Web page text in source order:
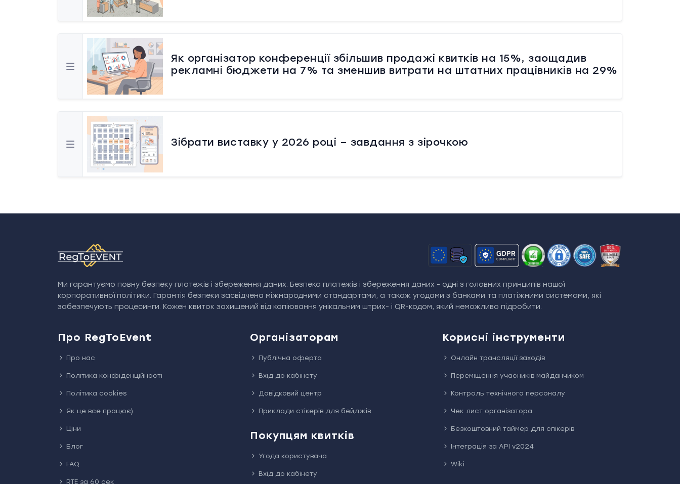
Як організатор конференції збільшив продажі квитків на 15%, заощадив
рекламні бюджети на 7% та зменшив витрати на штатних працівників на 29%
Зібрати виставку у 2026 році – завдання з зірочкою
Ми гарантуємо повну безпеку платежів і збереження даних. Безпека платежів і збереження даних - одні з головних принципів нашої
корпоративної політики. Гарантія безпеки засвідчена міжнародними стандартами, а також угодами з банками та платіжними системами, які
забезпечують процесинги. Кожен квиток захищений від копіювання унікальним штрих- і QR-кодом, який неможливо підробити.
Про RegToEvent
Про нас
Політика конфіденційності
Політика cookies
Як це все працює)
Ціни
Блог
FAQ
RTE за 60 сек
Організаторам
Публічна оферта
Вхід до кабінету
Довідковий центр
Приклади стікерів для бейджів
Покупцям квитків
Угода користувача
Вхід до кабінету
Корисні інструменти
Онлайн трансляції заходів
Переміщення учасників майданчиком
Контроль технічного персоналу
Чек лист організатора
Безкоштовний таймер для спікерів
Інтеграція за API v2024
Wiki